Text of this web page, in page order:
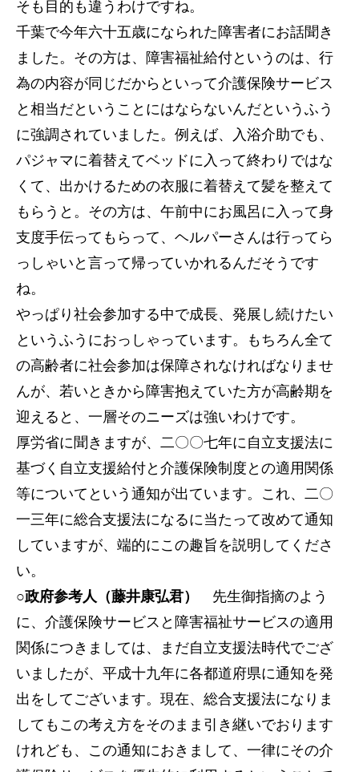
そも目的も違うわけですね。
千葉で今年六十五歳になられた障害者にお話聞き
ました。その方は、障害福祉給付というのは、行
為の内容が同じだからといって介護保険サービス
と相当だということにはならないんだというふう
に強調されていました。例えば、入浴介助でも、
パジャマに着替えてベッドに入って終わりではな
くて、出かけるための衣服に着替えて髪を整えて
もらうと。その方は、午前中にお風呂に入って身
支度手伝ってもらって、ヘルパーさんは行ってら
っしゃいと言って帰っていかれるんだそうです
ね。
やっぱり社会参加する中で成長、発展し続けたい
というふうにおっしゃっています。もちろん全て
の高齢者に社会参加は保障されなければなりませ
んが、若いときから障害抱えていた方が高齢期を
迎えると、一層そのニーズは強いわけです。
厚労省に聞きますが、二〇〇七年に自立支援法に
基づく自立支援給付と介護保険制度との適用関係
等についてという通知が出ています。これ、二〇
一三年に総合支援法になるに当たって改めて通知
していますが、端的にこの趣旨を説明してくださ
い。
○政府参考人（藤井康弘君）
先生御指摘のよう
に、介護保険サービスと障害福祉サービスの適用
関係につきましては、まだ自立支援法時代でござ
いましたが、平成十九年に各都道府県に通知を発
出をしてございます。現在、総合支援法になりま
してもこの考え方をそのまま引き継いでおります
けれども、この通知におきまして、一律にその介